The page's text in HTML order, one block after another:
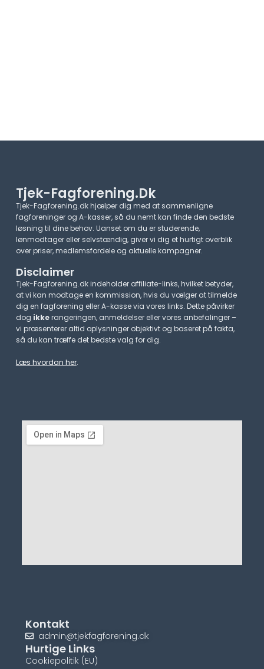
Tjek-Fagforening.dk
Tjek-Fagforening.dk hjælper dig med at sammenligne
fagforeninger og A-kasser, så du nemt kan finde den bedste
løsning til dine behov. Uanset om du er studerende,
lønmodtager eller selvstændig, giver vi dig et hurtigt overblik
over priser, medlemsfordele og aktuelle kampagner.​
Disclaimer
Tjek-Fagforening.dk indeholder affiliate-links, hvilket betyder,
at vi kan modtage en kommission, hvis du vælger at tilmelde
dig en fagforening eller A-kasse via vores links. Dette påvirker
dog ikkerangeringen, anmeldelser eller vores anbefalinger –
vi præsenterer altid oplysninger objektivt og baseret på fakta,
så du kan træffe det bedste valg for dig.
Læs hvordan her.
Kontakt
admin@tjekfagforening.dk
Hurtige Links
Cookiepolitik (EU)